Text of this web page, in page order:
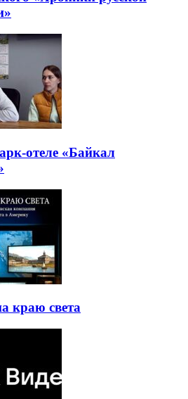
отеле «Байкал
краю света